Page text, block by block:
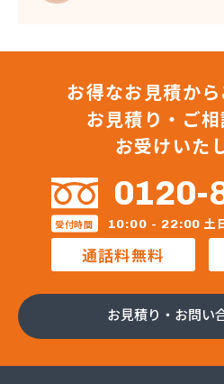
佐藤燃料店
佐野市エルピーガス販売協同
佐野燃料
細井プロパン
三愛オブリガス東日本株式
営業所/卸売課
三柴正雄商店
三田岱治商店
氏家高圧ガス保安センター
小篠酸素株式会社
お得なお見積から
お見積り・ご
お受けいた
0120-
受付時間 10:00 - 22:00 土
通話料無料
お見積り・お問い